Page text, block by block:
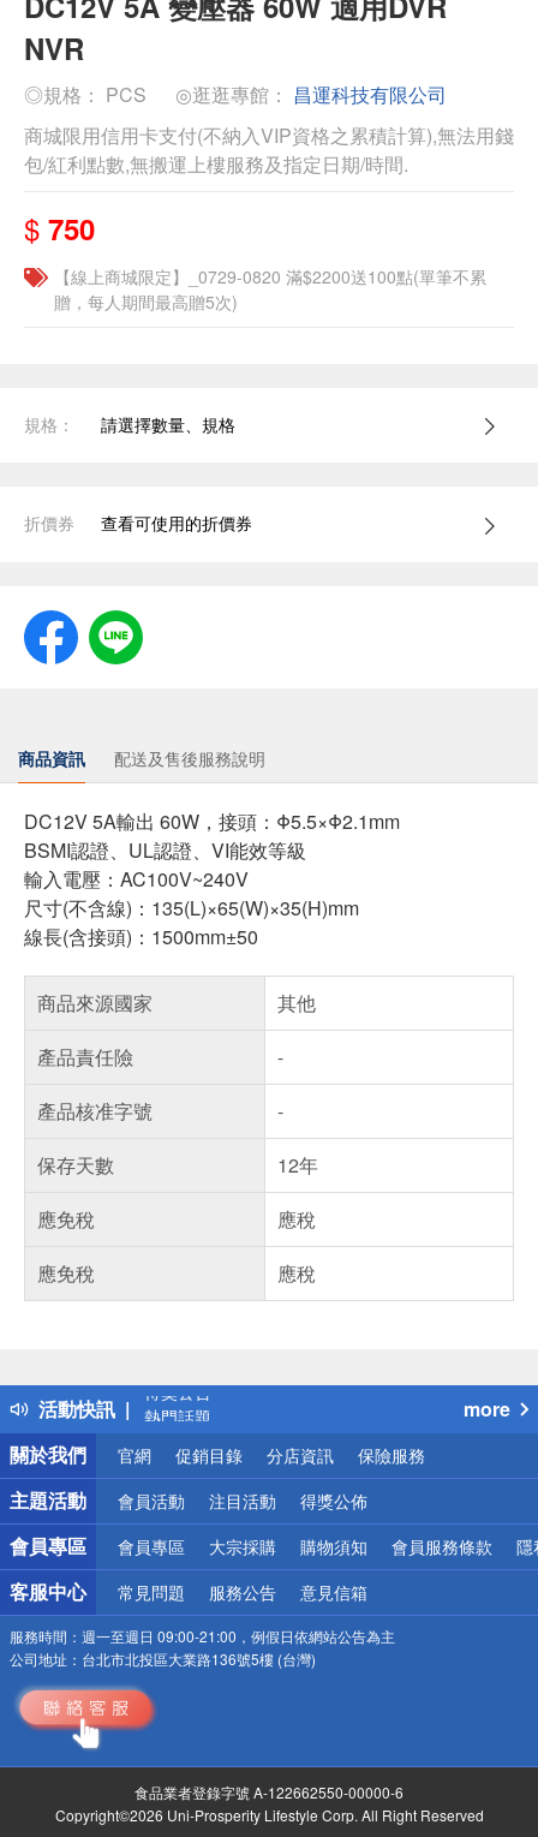
NVR
◎規格： PCS ◎逛逛專館： 昌運科技有限公司
商城限用信用卡支付(不納入VIP資格之累積計算),無法用錢
包/紅利點數,無搬運上樓服務及指定日期/時間.
$ 750
【線上商城限定】_0729-0820 滿$2200送100點(單筆不累
贈，每人期間最高贈5次)
規格： 請選擇數量、規格
折價券 查看可使用的折價券
商品資訊 配送及售後服務說明
DC12V 5A輸出 60W，接頭：Φ5.5×Φ2.1mm
BSMI認證、UL認證、VI能效等級
輸入電壓：AC100V~240V
尺寸(不含線)：135(L)×65(W)×35(H)mm
線長(含接頭)：1500mm±50
商品來源國家
其他
產品責任險
-
產品核准字號
-
保存天數
12年
應免稅
應稅
應免稅
應稅
活動快訊
得獎公告
熱門話題
銀行優惠
偏遠地區配送
詐騙網頁！請小心！
more
關於我們
官網 促銷目錄 分店資訊 保險服務
主題活動 會員活動 注目活動 得獎公佈
會員專區 會員專區 大宗採購 購物須知 會員服務條款 隱
客服中心 常見問題 服務公告 意見信箱
服務時間： 週一至週日 09:00-21:00，例假日依網站公告為主
公司地址： 台北市北投區大業路136號5樓 (台灣)
食品業者登錄字號 A-122662550-00000-6
Copyright©2026 Uni-Prosperity Lifestyle Corp. All Right Reserved